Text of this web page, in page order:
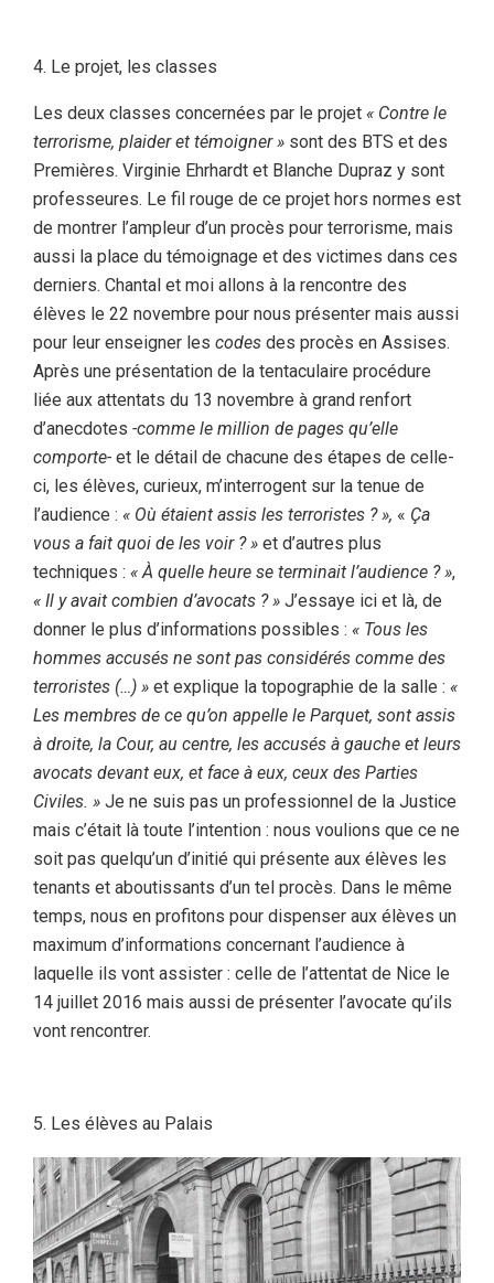
Le projet, les classes
Les deux classes concernées par le projet « Contre le
terrorisme, plaider et témoigner » sont des BTS et des
Premières. Virginie Ehrhardt et Blanche Dupraz y sont
professeures. Le fil rouge de ce projet hors normes est
de montrer l’ampleur d’un procès pour terrorisme, mais
aussi la place du témoignage et des victimes dans ces
derniers. Chantal et moi allons à la rencontre des
élèves le 22 novembre pour nous présenter mais aussi
pour leur enseigner les codes des procès en Assises.
Après une présentation de la tentaculaire procédure
liée aux attentats du 13 novembre à grand renfort
d’anecdotes -comme le million de pages qu’elle
comporte- et le détail de chacune des étapes de celle-
ci, les élèves, curieux, m’interrogent sur la tenue de
l’audience : « Où étaient assis les terroristes ? », « Ça
vous a fait quoi de les voir ? » et d’autres plus
techniques : « À quelle heure se terminait l’audience ? »,
« Il y avait combien d’avocats ? » J’essaye ici et là, de
donner le plus d’informations possibles : « Tous les
hommes accusés ne sont pas considérés comme des
terroristes (…) » et explique la topographie de la salle : «
Les membres de ce qu’on appelle le Parquet, sont assis
à droite, la Cour, au centre, les accusés à gauche et leurs
avocats devant eux, et face à eux, ceux des Parties
Civiles. » Je ne suis pas un professionnel de la Justice
mais c’était là toute l’intention : nous voulions que ce ne
soit pas quelqu’un d’initié qui présente aux élèves les
tenants et aboutissants d’un tel procès. Dans le même
temps, nous en profitons pour dispenser aux élèves un
maximum d’informations concernant l’audience à
laquelle ils vont assister : celle de l’attentat de Nice le
14 juillet 2016 mais aussi de présenter l’avocate qu’ils
vont rencontrer.
Les élèves au Palais